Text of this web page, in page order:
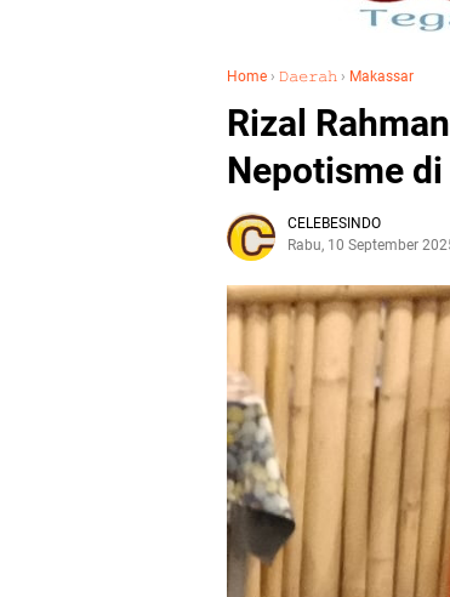
Home › 𝙳𝚊𝚎𝚛𝚊𝚑 › Makassar
Rizal
Nepotisme
CELEBESINDO
Rabu, 10 September